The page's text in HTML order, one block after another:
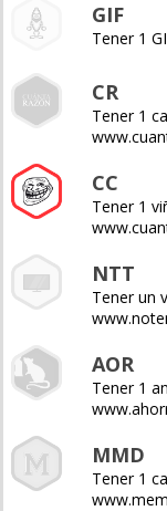
GIF
Tener 1
CR
Tener 1
CC
Tener 1
NTT
Tener un
AOR
Tener 1
MMD
Tener 1